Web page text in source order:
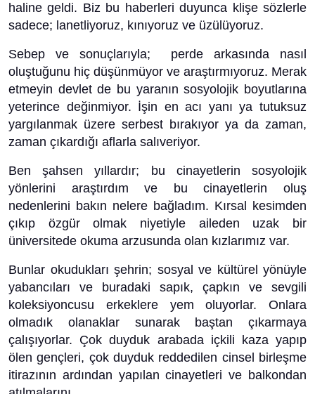
haline geldi. Biz bu haberleri duyunca klişe sözlerle
sadece; lanetliyoruz, kınıyoruz ve üzülüyoruz.
Sebep ve sonuçlarıyla; perde arkasında nasıl
oluştuğunu hiç düşünmüyor ve araştırmıyoruz. Merak
etmeyin devlet de bu yaranın sosyolojik boyutlarına
yeterince değinmiyor. İşin en acı yanı ya tutuksuz
yargılanmak üzere serbest bırakıyor ya da zaman,
zaman çıkardığı aflarla salıveriyor.
Ben şahsen yıllardır; bu cinayetlerin sosyolojik
yönlerini araştırdım ve bu cinayetlerin oluş
nedenlerini bakın nelere bağladım. Kırsal kesimden
çıkıp özgür olmak niyetiyle aileden uzak bir
üniversitede okuma arzusunda olan kızlarımız var.
Bunlar okudukları şehrin; sosyal ve kültürel yönüyle
yabancıları ve buradaki sapık, çapkın ve sevgili
koleksiyoncusu erkeklere yem oluyorlar. Onlara
olmadık olanaklar sunarak baştan çıkarmaya
çalışıyorlar. Çok duyduk arabada içkili kaza yapıp
ölen gençleri, çok duyduk reddedilen cinsel birleşme
itirazının ardından yapılan cinayetleri ve balkondan